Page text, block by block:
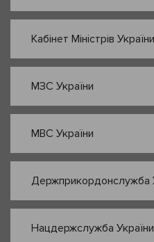
Кабінет Міністрів України
МЗС України
МВС України
Держприкордонслужба
Нацдержслужба України